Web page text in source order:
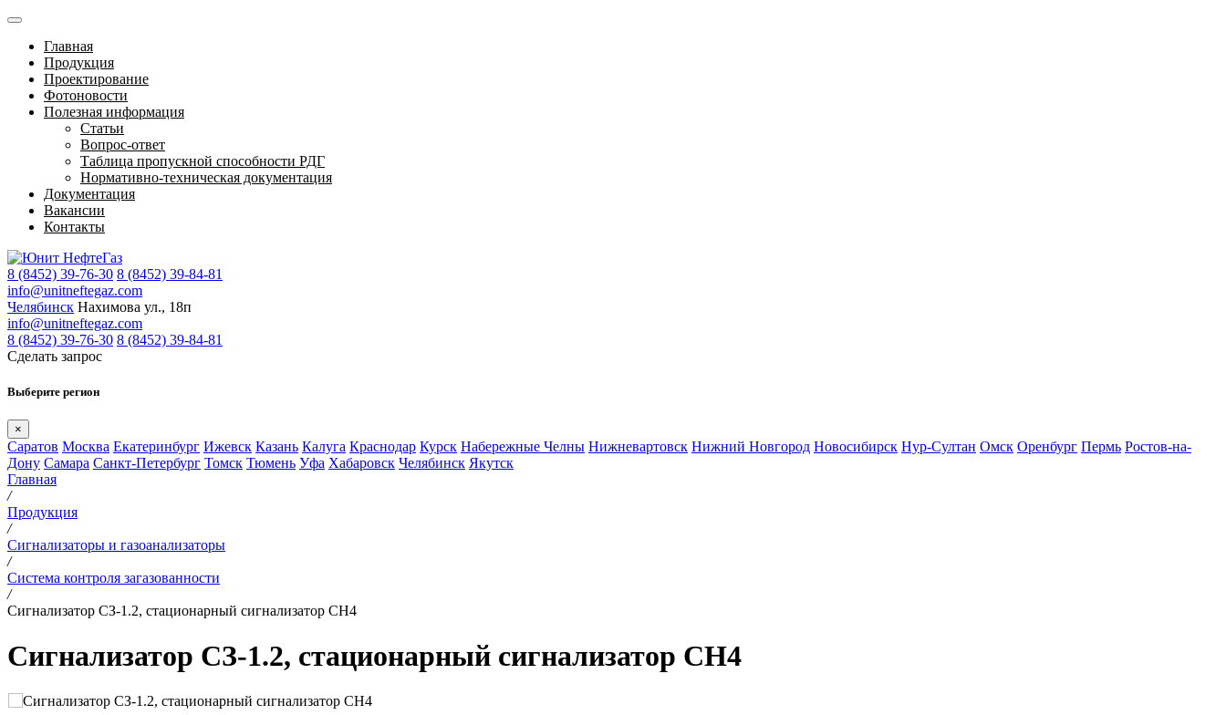
Главная
Продукция
Проектирование
Фотоновости
Полезная информация
Статьи
Вопрос-ответ
Таблица пропускной способности РДГ
Нормативно-техническая документация
Документация
Вакансии
Контакты
8 (8452) 39-76-30 8 (8452) 39-84-81
info@unitneftegaz.com
Челябинск Нахимова ул., 18п
info@unitneftegaz.com
8 (8452) 39-76-30 8 (8452) 39-84-81
Сделать запрос
Выберите регион
×
Саратов Москва Екатеринбург Ижевск Казань Калуга Краснодар Курск Набережные Челны Нижневартовск Нижний Новгород Новосибирск Нур-Султан Омск Оренбург Пермь Ростов-на-
Дону Самара Санкт-Петербург Томск Тюмень Уфа Хабаровск Челябинск Якутск
Главная
/
Продукция
/
Сигнализаторы и газоанализаторы
/
Система контроля загазованности
/
Сигнализатор СЗ-1.2, стационарный сигнализатор СН4
Сигнализатор СЗ-1.2, стационарный сигнализатор СН4